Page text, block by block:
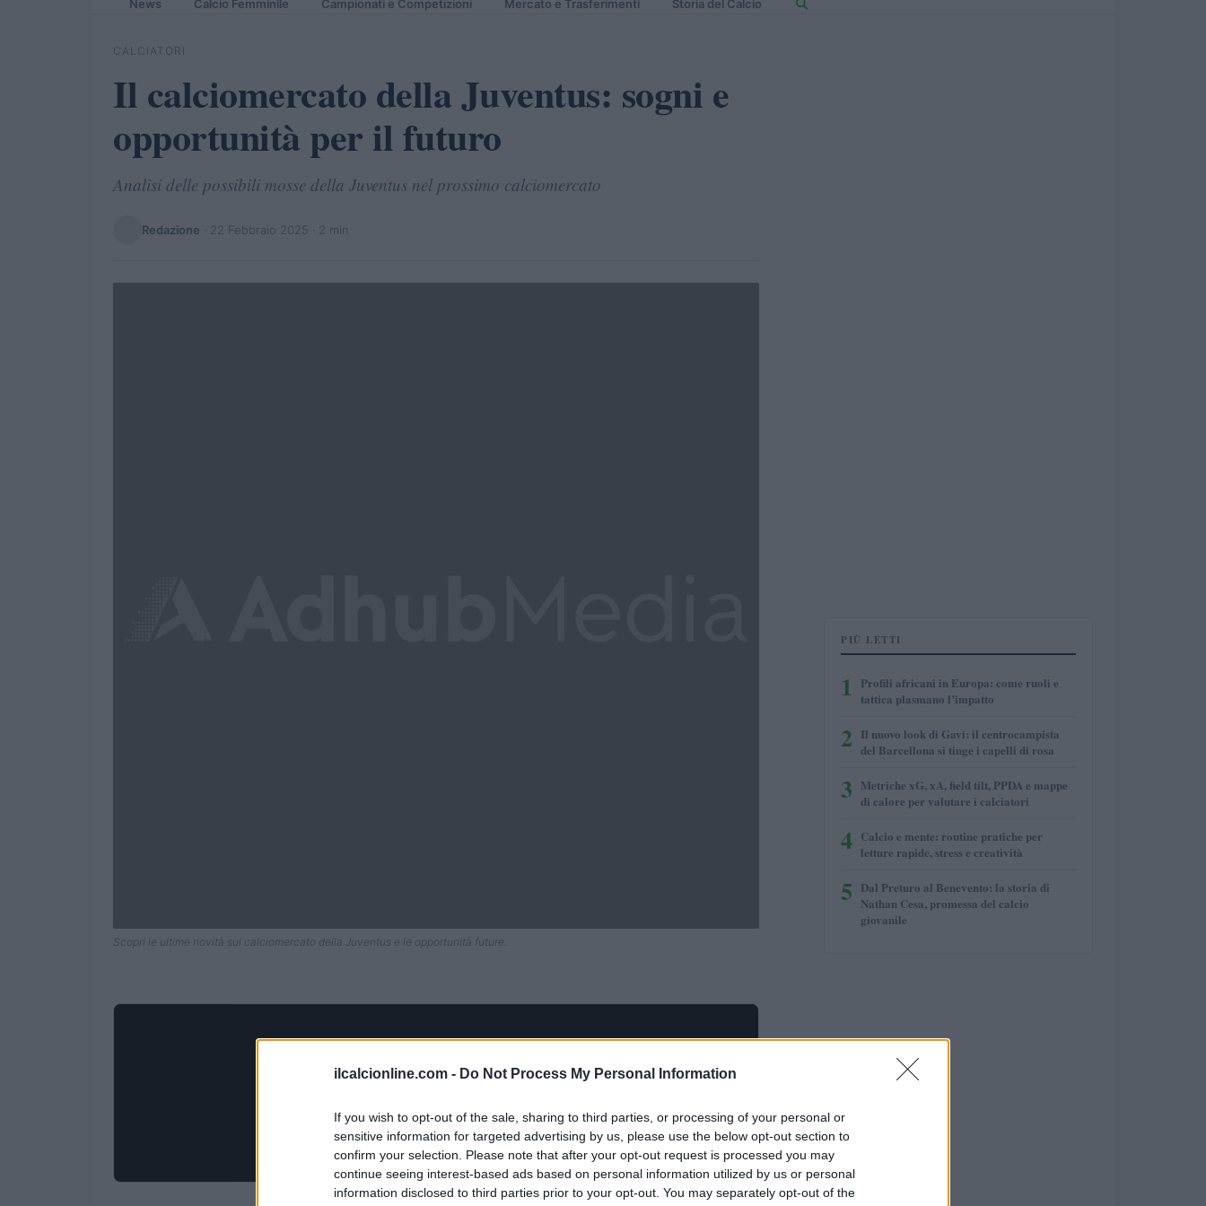
ilcalcionline.com - Do Not Process My Personal Information
If you wish to opt-out of the sale, sharing to third parties, or processing of your personal or
sensitive information for targeted advertising by us, please use the below opt-out section to
confirm your selection. Please note that after your opt-out request is processed you may
continue seeing interest-based ads based on personal information utilized by us or personal
information disclosed to third parties prior to your opt-out. You may separately opt-out of the
News Calcio Femminile Campionati e Competizioni Mercato e Trasferimenti Storia del Calcio
CALCIATORI
Il calciomercato della Juventus: sogni e
opportunità per il futuro
Analisi delle possibili mosse della Juventus nel prossimo calciomercato
Redazione 22 Febbraio 2025 · 2 min
Scopri le ultime novità sul calciomercato della Juventus e le opportunità future.
PIÙ LETTI
1
Profili africani in Europa: come ruoli e
tattica plasmano l’impatto
2 Il nuovo look di Gavi: il centrocampista
del Barcellona si tinge i capelli di rosa
3 Metriche xG, xA, field tilt, PPDA e mappe
di calore per valutare i calciatori
4 Calcio e mente: routine pratiche per
letture rapide, stress e creatività
5 Dal Preturo al Benevento: la storia di
Nathan Cesa, promessa del calcio
giovanile